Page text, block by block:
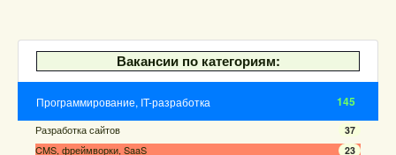
Вакансии по категориям:
Программирование, IT-разработка 145
Разработка сайтов 37
CMS, фреймворки, SaaS 23